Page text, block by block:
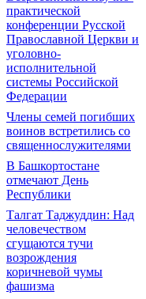
практической
конференции Русской
Православной Церкви и
уголовно-
исполнительной
системы Российской
Федерации
Члены семей погибших
воинов встретились со
священнослужителями
В Башкортостане
отмечают День
Республики
Талгат Таджуддин: Над
человечеством
сгущаются тучи
возрождения
коричневой чумы
фашизма